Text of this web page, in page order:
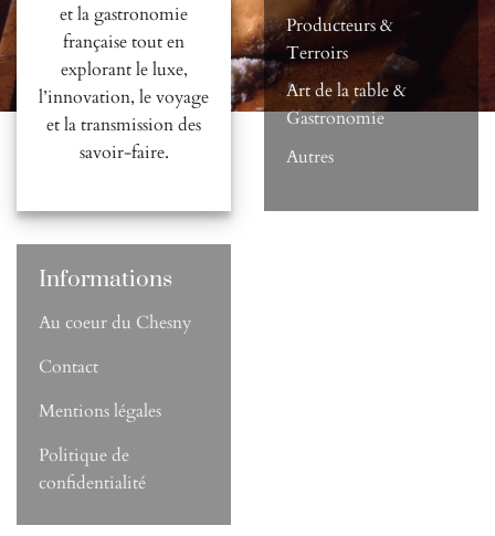
et la gastronomie
française tout en
explorant le luxe,
l’innovation, le voyage
et la transmission des
savoir-faire.
Producteurs &
Terroirs
Art de la table &
Gastronomie
Autres
Informations
Au coeur du Chesny
Contact
Mentions légales
Politique de
confidentialité